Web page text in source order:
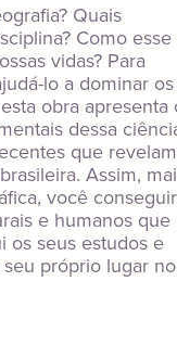
Quais
Como esse
vidas? Para
lo a dominar os
obra apresenta
dessa
que revelam
Assim,
você
e humanos que
os seus estudos e
próprio lugar no